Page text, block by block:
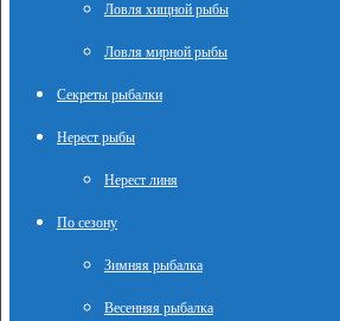
Ловля хищной рыбы
Ловля мирной рыбы
Секреты рыбалки
Нерест рыбы
Нерест линя
По сезону
Зимняя рыбалка
Весенняя рыбалка